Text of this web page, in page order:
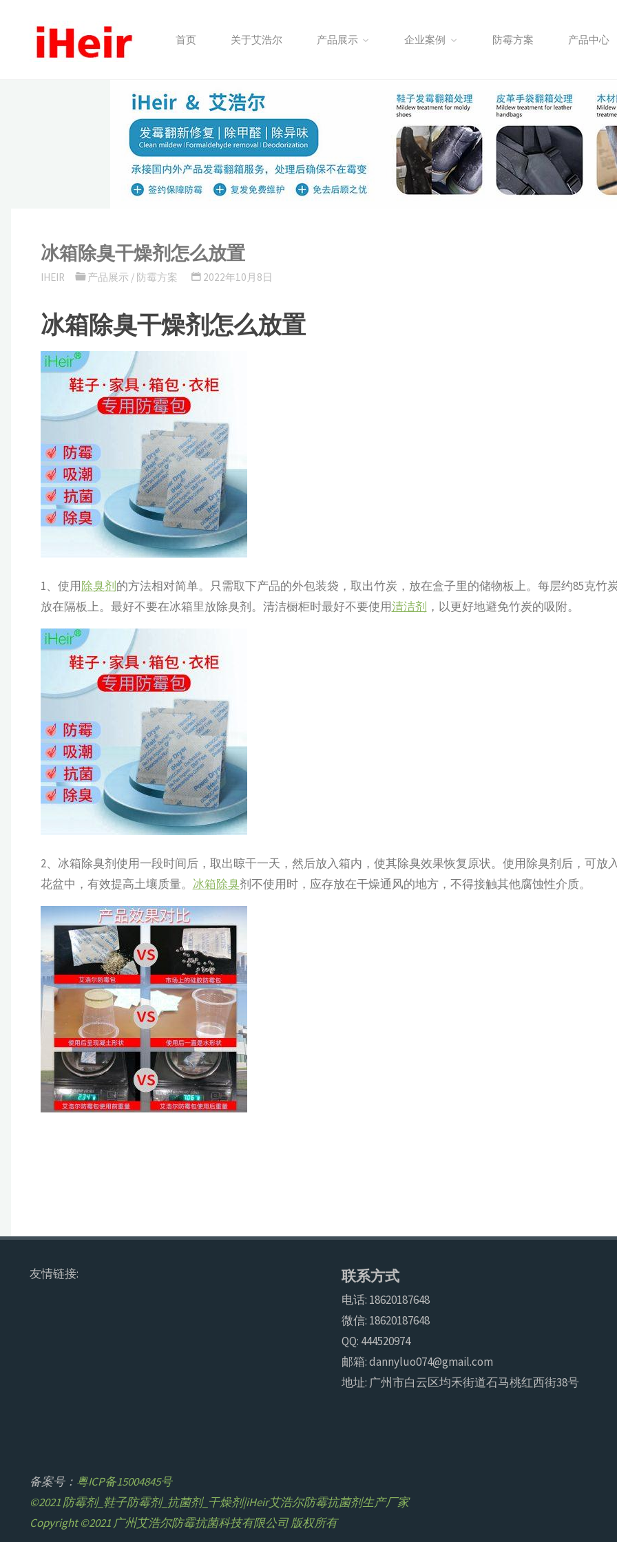
首页 关于艾浩尔 产品展示 企业案例 防霉方案 产品中心
冰箱除臭干燥剂怎么放置
IHEIR 产品展示 / 防霉方案 2022年10月8日
冰箱除臭干燥剂怎么放置
1、使用除臭剂的方法相对简单。只需取下产品的外包装袋，取出竹炭，放在盒子里的储物板上。每层约85克竹
放在隔板上。最好不要在冰箱里放除臭剂。清洁橱柜时最好不要使用清洁剂 ，以更好地避免竹炭的吸附。
2、冰箱除臭剂使用一段时间后，取出晾干一天，然后放入箱内，使其除臭效果恢复原状。使用除臭剂后，可放
花盆中，有效提高土壤质量。 冰箱除臭剂不使用时，应存放在干燥通风的地方，不得接触其他腐蚀性介质。
友情链接: 联系方式
电话: 18620187648
微信: 18620187648
QQ: 444520974
邮箱: dannyluo074@gmail.com
地址: 广州市白云区均禾街道石马桃红西街38号
备案号： 粤ICP备15004845号
©2021 防霉剂_鞋子防霉剂_抗菌剂_干燥剂|iHeir艾浩尔防霉抗菌剂生产厂家
Copyright ©2021 广州艾浩尔防霉抗菌科技有限公司 版权所有